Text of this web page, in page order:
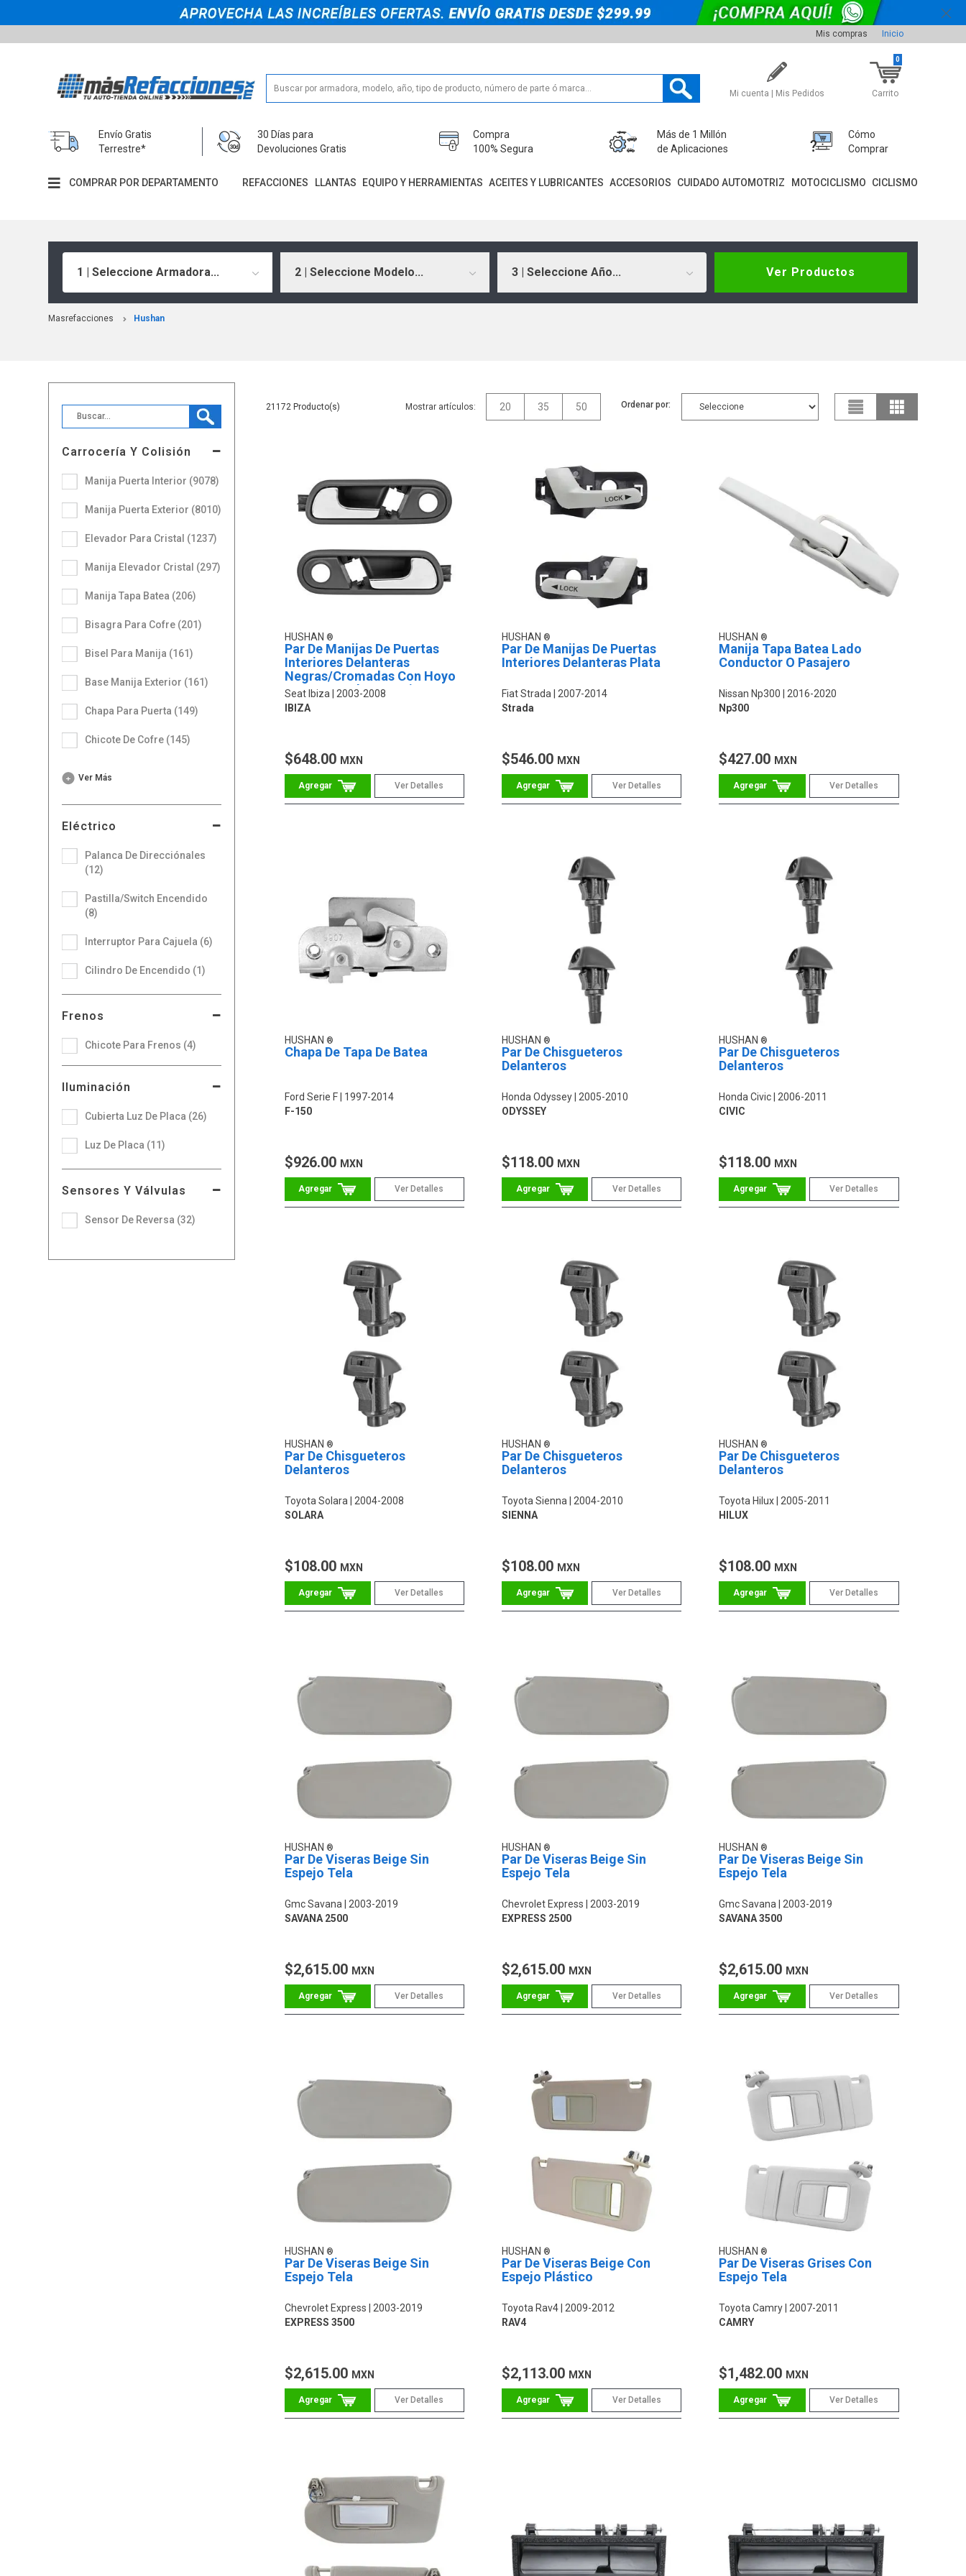
Mis compras Inicio
Mi cuenta | Mis Pedidos Carrito
0
Envío Gratis
Terrestre*
30 Días para
Devoluciones Gratis
Compra
100% Segura
Más de 1 Millón
de Aplicaciones
Cómo
Comprar
COMPRAR POR DEPARTAMENTO REFACCIONES LLANTAS EQUIPO Y HERRAMIENTAS ACEITES Y LUBRICANTES ACCESORIOS CUIDADO AUTOMOTRIZ MOTOCICLISMO CICLISMO
1 | Seleccione Armadora... 2 | Seleccione Modelo... 3 | Seleccione Año... Ver Productos
Masrefacciones Hushan
Carrocería Y Colisión
Manija Puerta Interior (9078)
Manija Puerta Exterior (8010)
Elevador Para Cristal (1237)
Manija Elevador Cristal (297)
Manija Tapa Batea (206)
Bisagra Para Cofre (201)
Bisel Para Manija (161)
Base Manija Exterior (161)
Chapa Para Puerta (149)
Chicote De Cofre (145)
Ver Más
Eléctrico
Palanca De Direcciónales
(12)
Pastilla/Switch Encendido
(8)
Interruptor Para Cajuela (6)
Cilindro De Encendido (1)
Frenos
Chicote Para Frenos (4)
Iluminación
Cubierta Luz De Placa (26)
Luz De Placa (11)
Sensores Y Válvulas
Sensor De Reversa (32)
21172 Mostrar artículos: 20 35 50 Ordenar por:
HUSHAN
Par De Manijas De Puertas
Interiores Delanteras
Negras/Cromadas Con Hoyo
Para Control De Espejo
Seat Ibiza
2003-2008
IBIZA
$648.00 MXN
Ver Detalles
HUSHAN
Par De Manijas De Puertas
Interiores Delanteras Plata
Fiat Strada
2007-2014
Strada
$546.00 MXN
Ver Detalles
HUSHAN
Manija Tapa Batea Lado
Conductor O Pasajero
Nissan Np300
2016-2020
Np300
$427.00 MXN
Ver Detalles
HUSHAN
Chapa De Tapa De Batea
Ford Serie F
1997-2014
F-150
$926.00 MXN
Ver Detalles
HUSHAN
Par De Chisgueteros
Delanteros
Honda Odyssey 2005-2010
ODYSSEY
$118.00 MXN
Ver Detalles
HUSHAN
Par De Chisgueteros
Delanteros
Honda Civic 2006-2011
CIVIC
$118.00 MXN
Ver Detalles
HUSHAN
Par De Chisgueteros
Delanteros
Toyota Solara
2004-2008
SOLARA
$108.00 MXN
Ver Detalles
HUSHAN
Par De Chisgueteros
Delanteros
Toyota Sienna
2004-2010
SIENNA
$108.00 MXN
Ver Detalles
HUSHAN
Par De Chisgueteros
Delanteros
Toyota Hilux
2005-2011
HILUX
$108.00 MXN
Ver Detalles
HUSHAN
Par De Viseras Beige Sin
Espejo Tela
Gmc Savana 2003-2019
SAVANA 2500
$2,615.00 MXN
Ver Detalles
HUSHAN
Par De Viseras Beige Sin
Espejo Tela
Chevrolet Express
2003-2019
EXPRESS 2500
$2,615.00 MXN
Ver Detalles
HUSHAN
Par De Viseras Beige Sin
Espejo Tela
Gmc Savana 2003-2019
SAVANA 3500
$2,615.00 MXN
Ver Detalles
HUSHAN
Par De Viseras Beige Sin
Espejo Tela
Chevrolet Express
2003-2019
EXPRESS 3500
$2,615.00 MXN
Ver Detalles
HUSHAN
Par De Viseras Beige Con
Espejo Plástico
Toyota Rav4
2009-2012
RAV4
$2,113.00 MXN
Ver Detalles
HUSHAN
Par De Viseras Grises Con
Espejo Tela
Toyota Camry
2007-2011
CAMRY
$1,482.00 MXN
Ver Detalles